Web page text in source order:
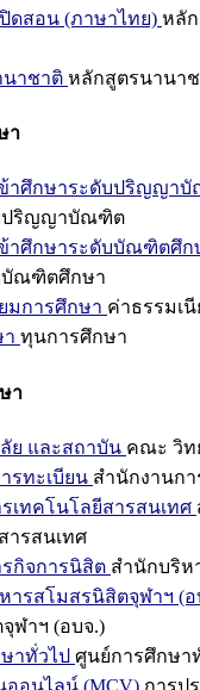
ดสอน (ภาษาไทย) หลั
าชาติ หลักสูตรนานา
า
ข้าศึกษาระดับปริญญา
ปริญญาบัณฑิต
าศึกษาระดับบัณฑิตศึก
บัณฑิตศึกษา
มการศึกษา ค่าธรรมเ
ทุนการศึกษา
า
ย และสถาบัน คณะ วิท
รทะเบียน สำนักงานกา
เทคโนโลยีสารสนเทศ
ารสนเทศ
กิจการนิสิต สำนักบริห
ารสโมสรนิสิตจุฬาฯ (อ
ฬาฯ (อบจ.)
าทั่วไป ศูนย์การศึกษา
ออนไลน์ (MCV) การป